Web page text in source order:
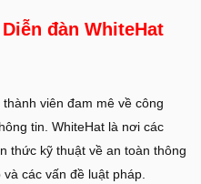
đàn WhiteHat
viên đam mê về công
tin. WhiteHat là nơi các
thức kỹ thuật về an toàn thông
các vấn đề luật pháp.